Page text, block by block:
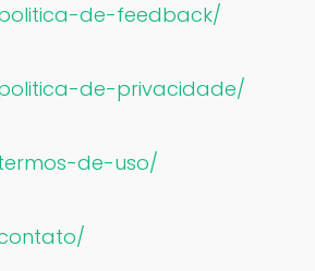
de-feedback/
de-privacidade/
de-uso/